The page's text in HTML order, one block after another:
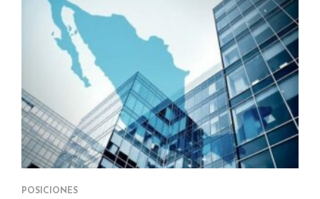
POSICIONES